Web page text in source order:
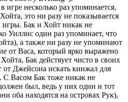
игре несколько раз упоминается,
это ни разу не показывается
игры. Бак и Хойт никак не
Уиллис один раз упоминает, что
а также ни разу не упоминают
от Васа, который ярко выражено
Бак действует чисто в своих
от Джейсона искать кинжал для
С Васом Бак тоже никак не
был, ведь у них один и тот
оба находятся на островах Рук),